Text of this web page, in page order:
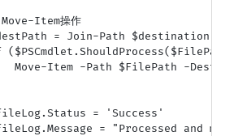
Item操作
= Join-Path $destination
Move-Item -Path $FilePath -
= 'Success'
= "Processed and